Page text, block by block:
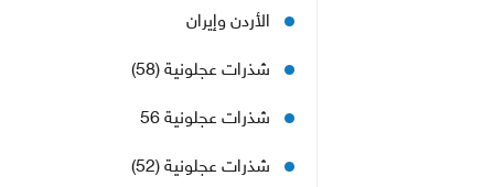
الأردن وإيران
شذرات عجلونية (58)
شذرات عجلونية 56
شذرات عجلونية (52)